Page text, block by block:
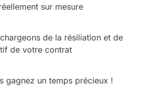
sur mesure
de la résiliation et de
de votre contrat
gagnez un temps précieux !